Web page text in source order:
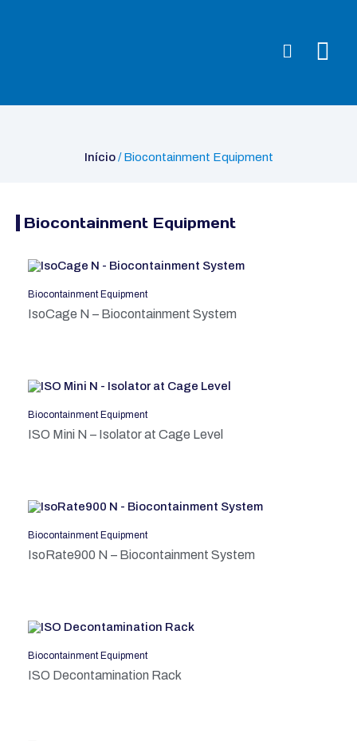
Início/ Biocontainment Equipment
Biocontainment Equipment
Biocontainment Equipment
IsoCage N – Biocontainment System
Biocontainment Equipment
ISO Mini N – Isolator at Cage Level
Biocontainment Equipment
IsoRate900 N – Biocontainment System
Biocontainment Equipment
ISO Decontamination Rack